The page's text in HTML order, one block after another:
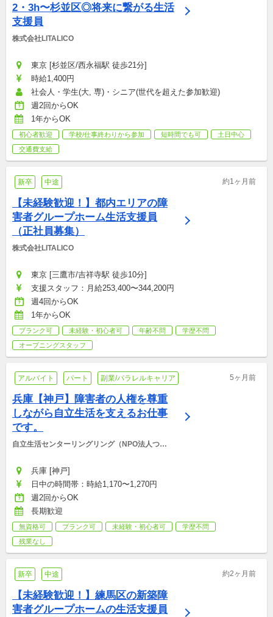
2・3h〜杉並区◎将来に繋がる生活
支援員
株式会社LITALICO
東京 [杉並区/西永福駅 徒歩21分]
時給1,400円
社会人・学生(大, 専)・シニア(世代を超えた参加歓迎)
週2回からOK
1年からOK
初心者歓迎 学校/仕事終わりから参加 短時間でも可
土日中心
交通費支給
新卒 中途 約1ヶ月前
【未経験歓迎！】都内エリアの障
害者グループホーム生活支援員
（正社員募集）
株式会社LITALICO
東京 [三鷹市/吉祥寺駅 徒歩10分]
支援スタッフ：月給253,400〜344,200円
週4回からOK
1年からOK
ブランク可 未経験・初心者可 年齢不問
学歴不問
オープニングスタッフ
アルバイト パート 副業/パラレルキャリア 5ヶ月前
兵庫【神戸】障害者の人権を尊重
しながら自立生活を支えるお仕事
です。
自立生活センターリングリング（NPO法人つな
兵庫 [神戸]
日中の時間帯：時給1,170〜1,270円
週2回からOK
長期歓迎
無資格可 ブランク可 未経験・初心者可
学歴不問
残業なし
新卒 中途 約2ヶ月前
【未経験歓迎！】練馬区の新築障
害者グループホームの生活支援員